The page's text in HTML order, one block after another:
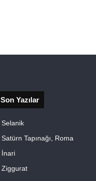
Son Yazılar
Selanik
Satürn Tapınağı, Roma
İnari
Ziggurat